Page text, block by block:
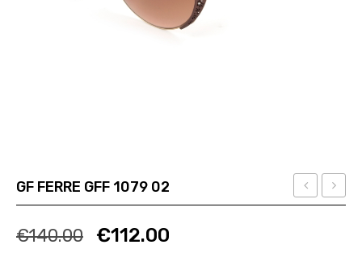
FERRE&
GF FERRE GFF 1079 02
€140.00 Ποσότητα
€112.00